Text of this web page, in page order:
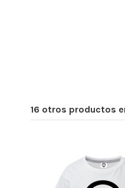
16 otros productos